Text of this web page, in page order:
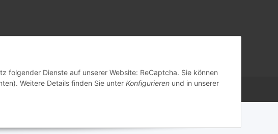
folgender Dienste auf unserer Website: ReCaptcha. Sie können
Weitere Details finden Sie unter Konfigurieren und in unserer
Powered by